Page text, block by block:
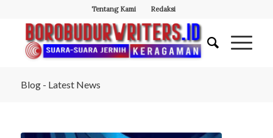
Tentang Kami Redaksi
Blog - Latest News